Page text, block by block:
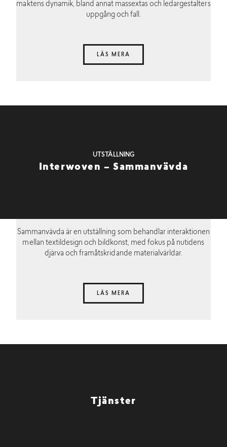
maktens dynamik, bland annat massextas och ledargestalters
uppgång och fall.
LÄS MERA
UTSTÄLLNING
Interwoven – Sammanvävda
Sammanvävda är en utställning som behandlar interaktionen
mellan textildesign och bildkonst, med fokus på nutidens
djärva och framåtskridande materialvärldar.
LÄS MERA
Tjänster